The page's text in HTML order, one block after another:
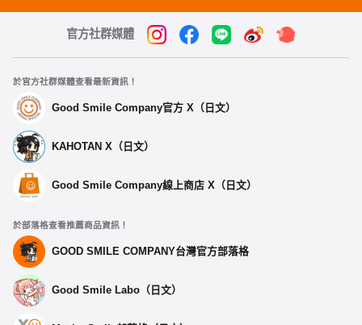
官方社群媒體
於官方社群媒體查看最新資訊！
Good Smile Company官方 X（日文）
KAHOTAN X（日文）
Good Smile Company線上商店 X（日文）
於部落格查看推薦商品資訊！
GOOD SMILE COMPANY台灣官方部落格
Good Smile Labo（日文）